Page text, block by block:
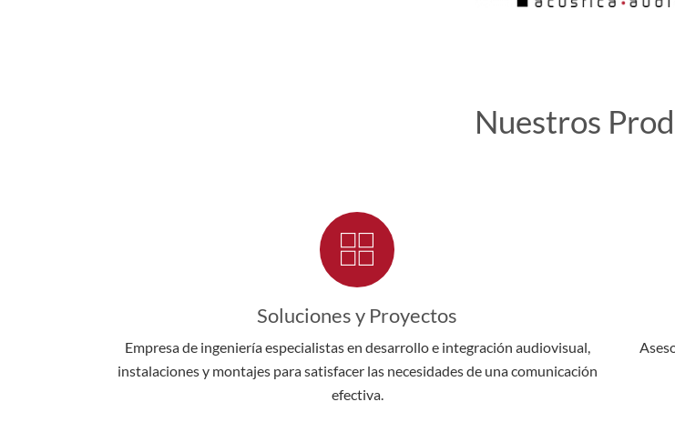
Nuestros
Soluciones y Proyectos
Empresa de ingeniería especialistas en desarrollo e integración audiovisual,
instalaciones y montajes para satisfacer las necesidades de una comunicación
efectiva.